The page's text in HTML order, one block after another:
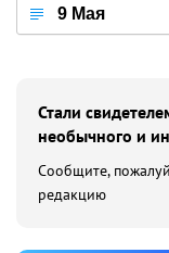
9 Мая
Стали
необычного и
Сообщите,
редакцию